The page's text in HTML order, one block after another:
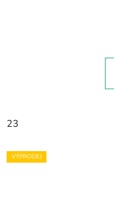
23
VÝPRODEJ